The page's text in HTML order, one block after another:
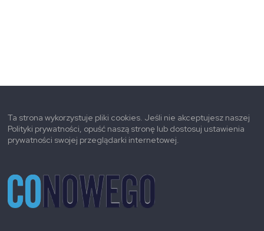
Ta strona wykorzystuje pliki cookies. Jeśli nie akceptujesz naszej
Polityki prywatności, opuść naszą stronę lub dostosuj ustawienia
prywatności swojej przeglądarki internetowej.